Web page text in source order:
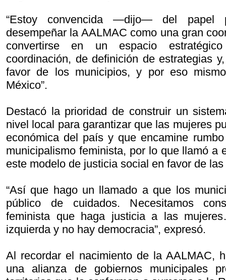
“Estoy convencida —dijo— del papel
desempeñar la AALMAC como una gran
convertirse en un espacio
coordinación, de definición de estrategias
favor de los municipios, y por eso
México”.
Destacó la prioridad de construir un
nivel local para garantizar que las mujeres
económica del país y que encamine
municipalismo feminista, por lo que llamó a
este modelo de justicia social en favor de
“Así que hago un llamado a que los
público de cuidados. Necesitamos
feminista que haga justicia a las
izquierda y no hay democracia”, expresó.
Al recordar el nacimiento de la AALMAC,
una alianza de gobiernos municipales